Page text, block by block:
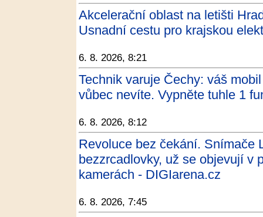
Akcelerační oblast na letišti
Usnadní cestu pro krajskou
6. 8. 2026, 8:21
Technik varuje Čechy: váš
vůbec nevíte. Vypněte tuhle 1
6. 8. 2026, 8:12
Revoluce bez čekání. Snímače
bezzrcadlovky, už se objevují v
kamerách - DIGIarena.cz
6. 8. 2026, 7:45